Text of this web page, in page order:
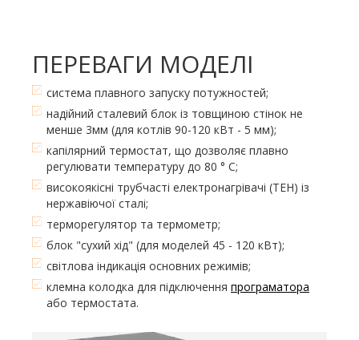
ПЕРЕВАГИ МОДЕЛІ
система плавного запуску потужностей;
надійний сталевий блок із товщиною стінок не
менше 3мм (для котлів 90-120 кВт - 5 мм);
капілярний термостат, що дозволяє плавно
регулювати температуру до 80 ° С;
високоякісні трубчасті електронагрівачі (ТЕН) із
нержавіючої сталі;
терморегулятор та термометр;
блок "сухий хід" (для моделей 45 - 120 кВт);
світлова індикація основних режимів;
клемна колодка для підключення програматора
або термостата.